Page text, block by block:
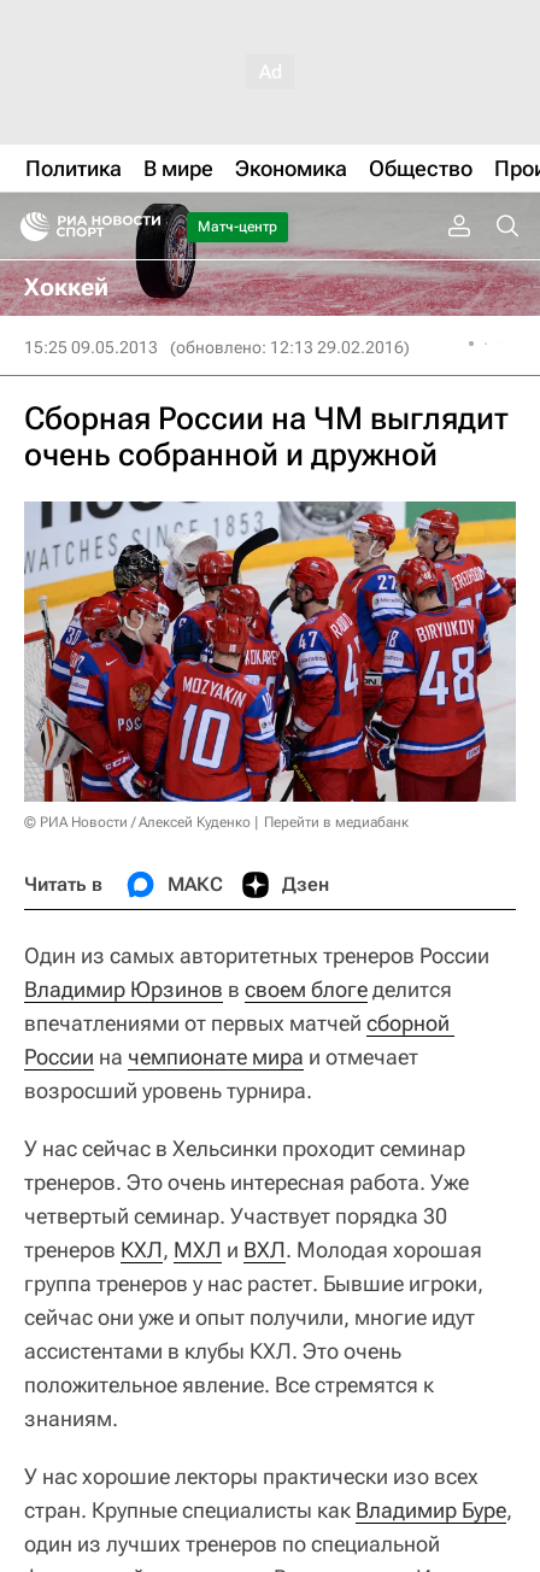
Политика В мире Экономика Общество
Матч-центр
Хоккей
15:25 09.05.2013 (обновлено: 12:13 29.02.2016)
Сборная России на ЧМ выглядит
очень собранной и дружной
© РИА Новости / Алексей Куденко Перейти в медиабанк
Читать в МАКС Дзен
Один из самых авторитетных тренеров России
Владимир Юрзинов в своем блогеделится
впечатлениями от первых матчей сборной
России на чемпионате мира и отмечает
возросший уровень турнира.
У нас сейчас в Хельсинки проходит семинар
тренеров. Это очень интересная работа. Уже
четвертый семинар. Участвует порядка 30
тренеров КХЛ, МХЛ и ВХЛ. Молодая хорошая
группа тренеров у нас растет. Бывшие игроки,
сейчас они уже и опыт получили, многие идут
ассистентами в клубы КХЛ. Это очень
положительное явление. Все стремятся к
знаниям.
У нас хорошие лекторы практически изо всех
стран. Крупные специалисты как Владимир Буре,
один из лучших тренеров по специальной